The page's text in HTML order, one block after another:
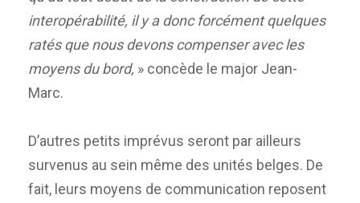
interopérabilité, il y a donc forcément quelques
ratés que nous devons compenser avec les
moyens du bord, » concède le major Jean-
Marc.
D’autres petits imprévus seront par ailleurs
survenus au sein même des unités belges. De
fait, leurs moyens de communication reposent